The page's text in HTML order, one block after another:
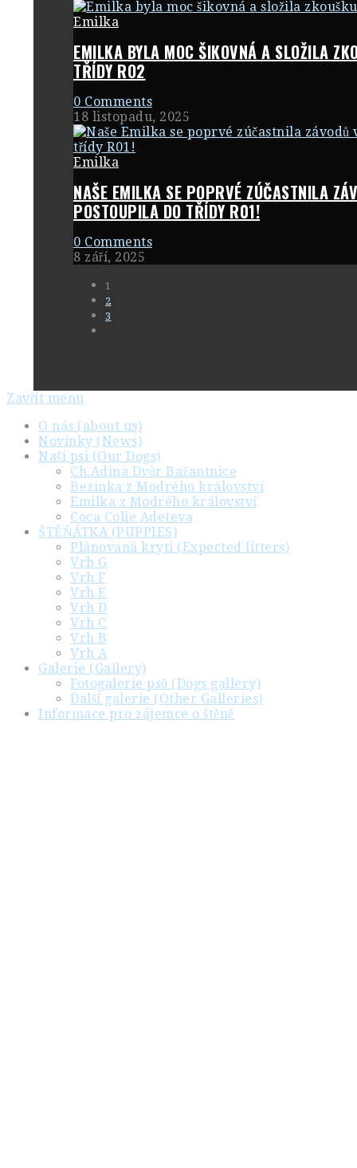
Emilka
EMILKA BYLA MOC ŠIKOVNÁ A SLOŽILA
TŘÍDY RO2
0 Comments
18 listopadu, 2025
Emilka
NAŠE EMILKA SE POPRVÉ ZÚČASTNILA
POSTOUPILA DO TŘÍDY R01!
0 Comments
8 září, 2025
1
2
3
Zavřít menu
O nás (about us)
Novinky (News)
Naši psi (Our Dogs)
Ch.Adina Dvůr Bažantnice
Bezinka z Modrého království
Emilka z Modrého království
Coca Colie Adeteva
ŠTĚŇÁTKA (PUPPIES)
Plánovaná krytí (Expected litters)
Vrh G
Vrh F
Vrh E
Vrh D
Vrh C
Vrh B
Vrh A
Galerie (Gallery)
Fotogalerie psů (Dogs gallery)
Další galerie (Other Galleries)
Informace pro zájemce o štěně